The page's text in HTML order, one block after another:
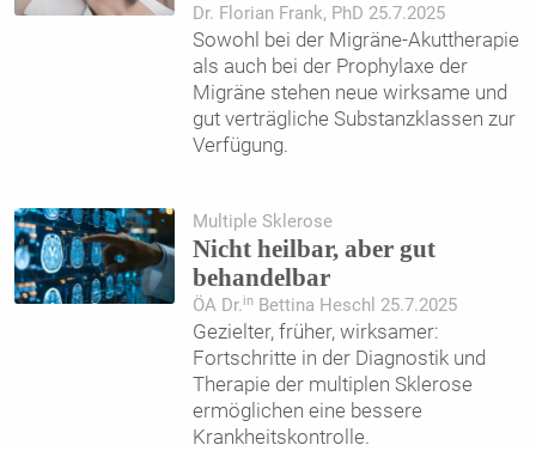
Dr. Florian Frank, PhD 25.7.2025
Sowohl bei der Migräne-Akuttherapie
als auch bei der Prophylaxe der
Migräne stehen neue wirksame und
gut verträgliche Substanzklassen zur
Verfügung.
Multiple Sklerose
Nicht heilbar, aber gut
behandelbar
ÖA Dr.inBettina Heschl 25.7.2025
Gezielter, früher, wirksamer:
Fortschritte in der Diagnostik und
Therapie der multiplen Sklerose
ermöglichen eine bessere
Krankheitskontrolle.